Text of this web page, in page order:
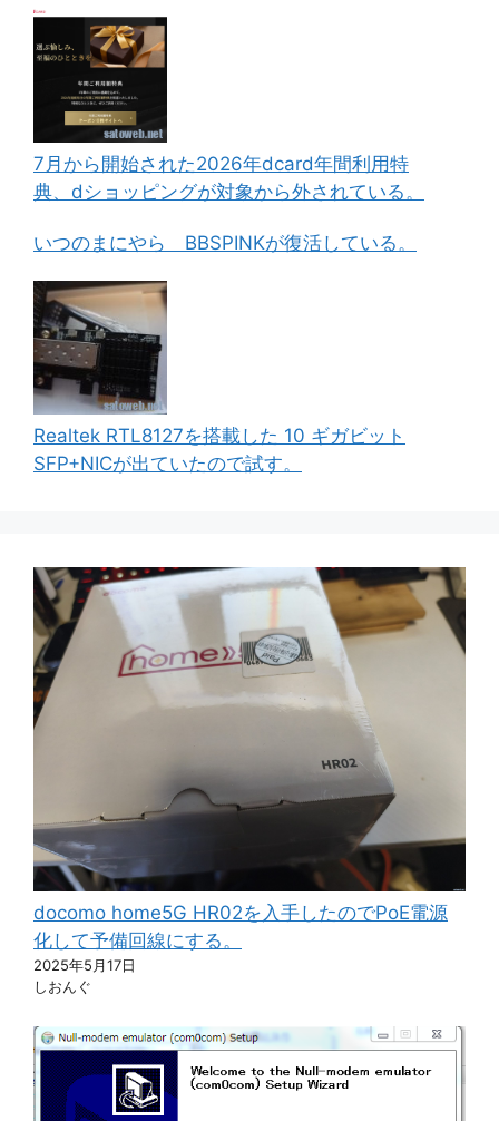
7月から開始された2026年dcard年間利用特
典、dショッピングが対象から外されている。
いつのまにやら BBSPINKが復活している。
Realtek RTL8127を搭載した 10 ギガビット
SFP+NICが出ていたので試す。
docomo home5G HR02を入手したのでPoE電源
化して予備回線にする。
2025年5月17日
しおんぐ